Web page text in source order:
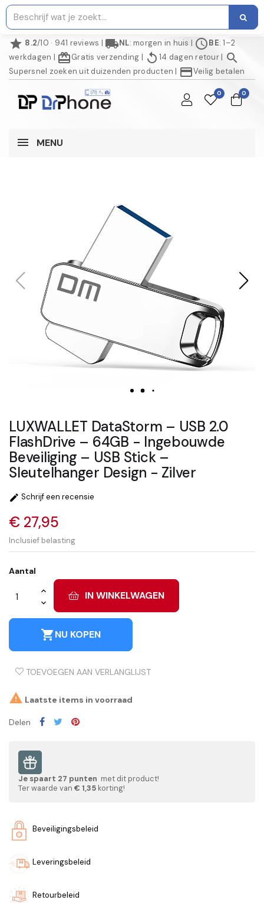
star 8.2/10 · 941 reviews | local_shippingNL: morgen in huis | scheduleBE: 1–2
werkdagen | redeemGratis verzending | replay 14 dagen retour| search
Supersnel zoeken uit duizenden producten | credit_cardVeilig betalen
0 0
MENU
LUXWALLET DataStorm – USB 2.0
FlashDrive – 64GB - Ingebouwde
Beveiliging – USB Stick –
Sleutelhanger Design - Zilver
 Schrijf een recensie
€ 27,95
Inclusief belasting
Aantal
IN WINKELWAGEN
shopping_cartNU KOPEN
TOEVOEGEN AAN VERLANGLIJST
 Laatste items in voorraad
Delen
Je spaart 27 punten met dit product!
Ter waarde van € 1,35 korting!
Beveiligingsbeleid
Leveringsbeleid
Retourbeleid